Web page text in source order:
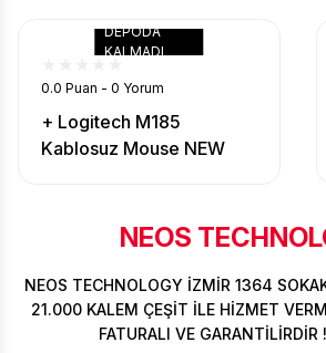
DEPODA
KALMADI
0.0 Puan - 0 Yorum
+ Logitech M185
Kablosuz Mouse NEW
NEOS
NEOS TECHNOLOGY İZMİR 1364
21.000 KALEM ÇEŞİT İLE HİZMET
FATURALI VE